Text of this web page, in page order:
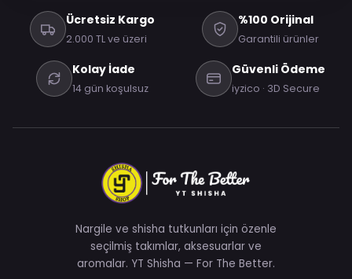
Ücretsiz Kargo
2.000 TL ve üzeri
%100 Orijinal
Garantili ürünler
Kolay İade
14 gün koşulsuz
Güvenli Ödeme
iyzico · 3D Secure
Nargile ve shisha tutkunları için özenle
seçilmiş takımlar, aksesuarlar ve
aromalar. YT Shisha — For The Better.